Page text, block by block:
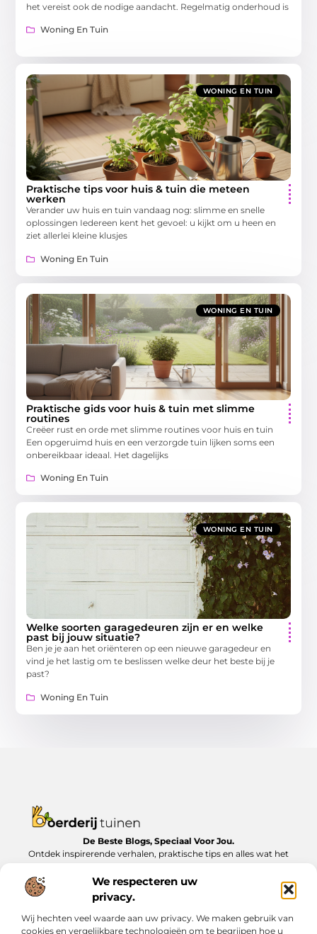
We respecteren uw
privacy.
Wij hechten veel waarde aan uw privacy. We maken gebruik van
cookies en vergelijkbare technologieën om te begrijpen hoe u
het vereist ook de nodige aandacht. Regelmatig onderhoud is
Woning En Tuin
WONING EN TUIN
Praktische tips voor huis & tuin die meteen
werken
Verander uw huis en tuin vandaag nog: slimme en snelle
oplossingen Iedereen kent het gevoel: u kijkt om u heen en
ziet allerlei kleine klusjes
Woning En Tuin
WONING EN TUIN
Praktische gids voor huis & tuin met slimme
routines
Creëer rust en orde met slimme routines voor huis en tuin
Een opgeruimd huis en een verzorgde tuin lijken soms een
onbereikbaar ideaal. Het dagelijks
Woning En Tuin
WONING EN TUIN
Welke soorten garagedeuren zijn er en welke
past bij jouw situatie?
Ben je je aan het oriënteren op een nieuwe garagedeur en
vind je het lastig om te beslissen welke deur het beste bij je
past?
Woning En Tuin
De Beste Blogs, Speciaal Voor Jou.
Ontdek inspirerende verhalen, praktische tips en alles wat het
Boerderijtuinen.nl.